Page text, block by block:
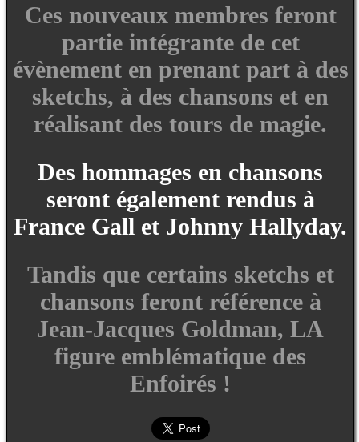
Ces nouveaux membres feront
partie intégrante de cet
évènement en prenant part à des
sketchs, à des chansons et en
réalisant des tours de magie.
Des hommages en chansons
seront également rendus à
France Gall et Johnny Hallyday.
Tandis que certains sketchs et
chansons feront référence à
Jean-Jacques Goldman, LA
figure emblématique des
Enfoirés !